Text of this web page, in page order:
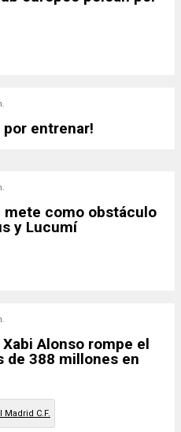
por entrenar!
mete como obstáculo
y Lucumí
Alonso rompe el
de 388 millones en
Madrid C.F.